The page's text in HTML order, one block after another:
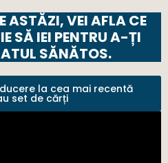
ASTĂZI, VEI AFLA CE
SĂ IEI PENTRU A-ȚI
SĂNĂTOS.
la cea mai recentă
set de cărți